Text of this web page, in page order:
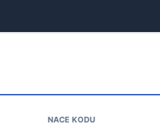
NACE KODU